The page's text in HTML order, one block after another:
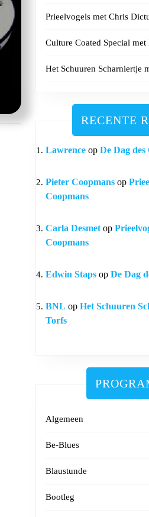
Prieelvogels met Chris
Culture Coated Special
Het Schuuren Scharniertje
RECENTE
Lawrence op De Dag des
Pieter Coopmans op
Coopmans
Carla Desmet op
Coopmans
Edwin Staps op De Dag
BNL op Het Schuuren
Torfs
Algemeen
Be-Blues
Blaustunde
Bootleg